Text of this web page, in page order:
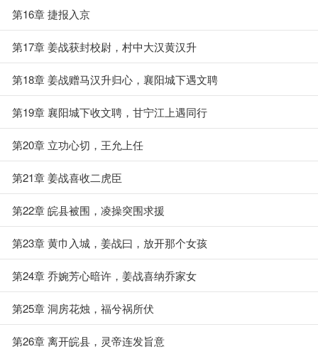
第16章 捷报入京
第17章 姜战获封校尉，村中大汉黄汉升
第18章 姜战赠马汉升归心，襄阳城下遇文聘
第19章 襄阳城下收文聘，甘宁江上遇同行
第20章 立功心切，王允上任
第21章 姜战喜收二虎臣
第22章 皖县被围，凌操突围求援
第23章 黄巾入城，姜战曰，放开那个女孩
第24章 乔婉芳心暗许，姜战喜纳乔家女
第25章 洞房花烛，福兮祸所伏
第26章 离开皖县，灵帝连发旨意